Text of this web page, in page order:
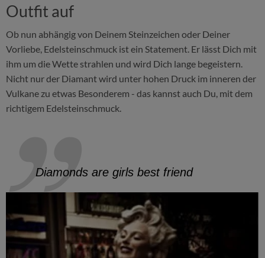
Outfit auf
Ob nun abhängig von Deinem Steinzeichen oder Deiner
Vorliebe, Edelsteinschmuck ist ein Statement. Er lässt Dich mit
ihm um die Wette strahlen und wird Dich lange begeistern.
Nicht nur der Diamant wird unter hohen Druck im inneren der
Vulkane zu etwas Besonderem - das kannst auch Du, mit dem
richtigem Edelsteinschmuck.
Diamonds are girls best friend